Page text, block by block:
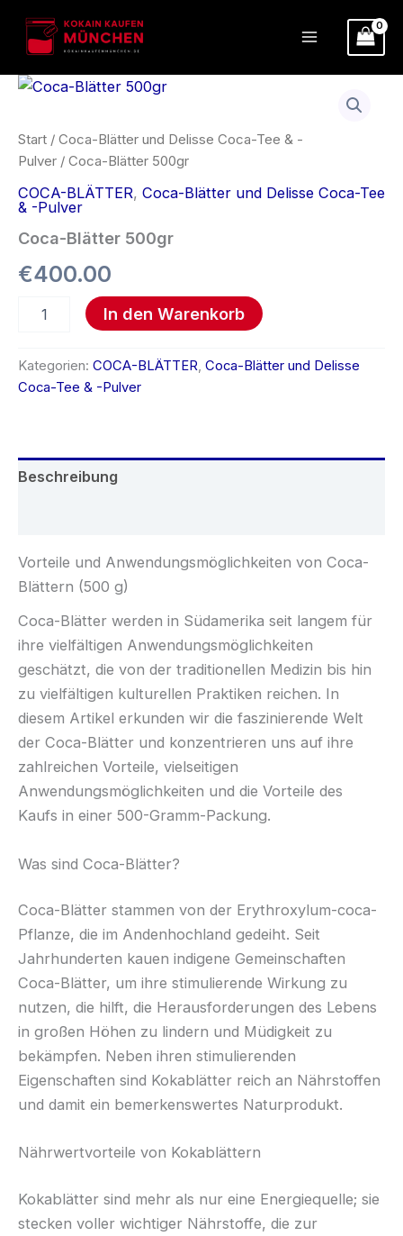
Inhalt
springen
Start / Coca-Blätter und Delisse Coca-Tee & -
Pulver / Coca-Blätter 500gr
COCA-BLÄTTER, Coca-Blätter und Delisse Coca-Tee
& -Pulver
Coca-Blätter 500gr
€400.00
Coca-
Menge
In den Warenkorb
Kategorien: COCA-BLÄTTER, Coca-Blätter und Delisse
Coca-Tee & -Pulver
Beschreibung
Vorteile und Anwendungsmöglichkeiten von Coca-
Blättern (500 g)
Coca-Blätter werden in Südamerika seit langem für
ihre vielfältigen Anwendungsmöglichkeiten
geschätzt, die von der traditionellen Medizin bis hin
zu vielfältigen kulturellen Praktiken reichen. In
diesem Artikel erkunden wir die faszinierende Welt
der Coca-Blätter und konzentrieren uns auf ihre
zahlreichen Vorteile, vielseitigen
Anwendungsmöglichkeiten und die Vorteile des
Kaufs in einer 500-Gramm-Packung.
Was sind Coca-Blätter?
Coca-Blätter stammen von der Erythroxylum-coca-
Pflanze, die im Andenhochland gedeiht. Seit
Jahrhunderten kauen indigene Gemeinschaften
Coca-Blätter, um ihre stimulierende Wirkung zu
nutzen, die hilft, die Herausforderungen des Lebens
in großen Höhen zu lindern und Müdigkeit zu
bekämpfen. Neben ihren stimulierenden
Eigenschaften sind Kokablätter reich an Nährstoffen
und damit ein bemerkenswertes Naturprodukt.
Nährwertvorteile von Kokablättern
Kokablätter sind mehr als nur eine Energiequelle; sie
stecken voller wichtiger Nährstoffe, die zur